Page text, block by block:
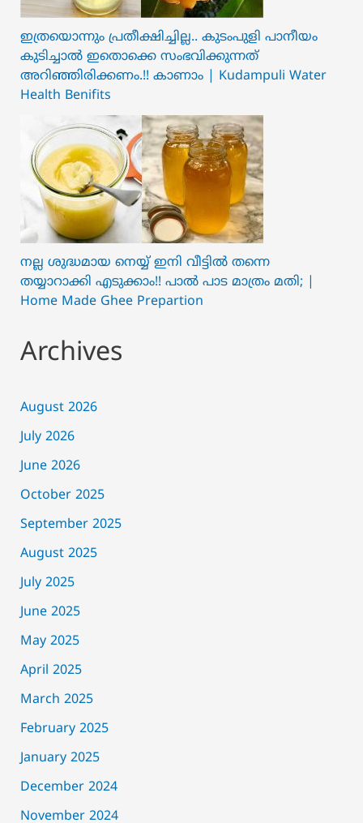
ഇത്രയൊന്നും പ്രതീക്ഷിച്ചില്ല.. ക‍ു‌ടംപുളി പാനീയം
കുടിച്ചാൽ ഇതൊക്കെ സംഭവിക്കുന്നത്
അറിഞ്ഞിരിക്കണം.!! കാണാം | Kudampuli Water
Health Benifits
നല്ല ശുദ്ധമായ നെയ്യ് ഇനി വീട്ടിൽ തന്നെ
തയ്യാറാക്കി എടുക്കാം!! പാൽ പാട മാത്രം മതി; |
Home Made Ghee Prepartion
Archives
August 2026
July 2026
June 2026
October 2025
September 2025
August 2025
July 2025
June 2025
May 2025
April 2025
March 2025
February 2025
January 2025
December 2024
November 2024